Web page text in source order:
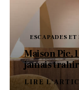
ESCAPADES
Maison Pic,
jamais
LIRE